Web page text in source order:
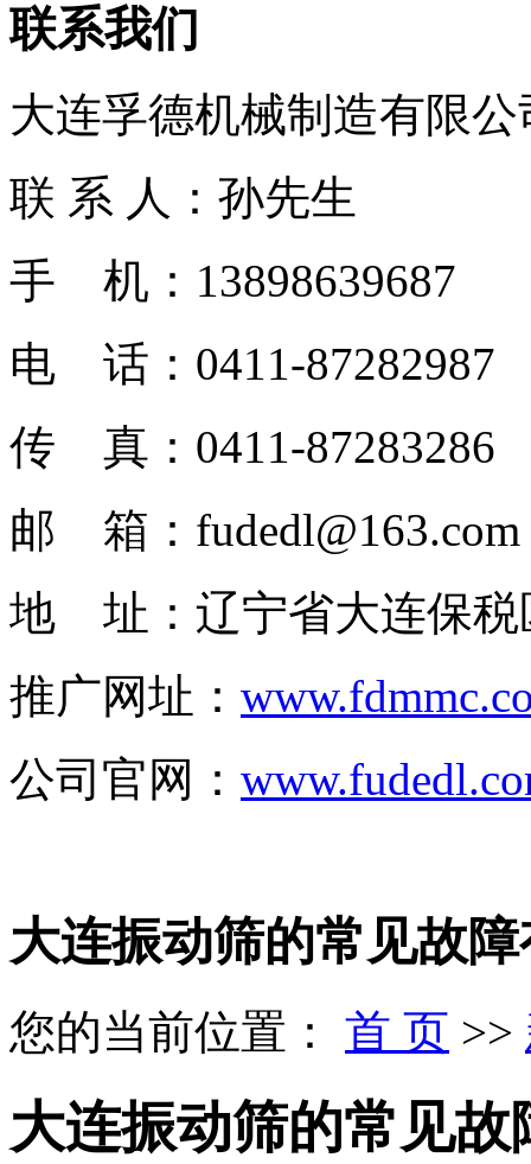
联系我们
大连孚德机械制造有限公
联 系 人：孙先生
手 机：13898639687
电 话：0411-87282987
传 真：0411-87283286
邮 箱：fudedl@163.com
地 址：辽宁省大连保税
推广网址：
公司官网：
大连振动筛的常见故
您的当前位置： 首 页 >>
大连振动筛的常见